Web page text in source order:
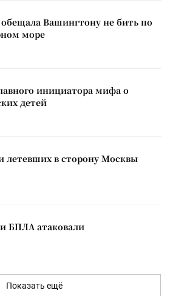
Вашингтону не бить по
море
инициатора мифа о
детей
в сторону Москвы
БПЛА атаковали
Показать ещё